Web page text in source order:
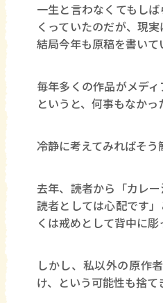
一生と言わなくてもし
くっていたのだが、現
結局今年も原稿を書いて
毎年多くの作品がメデ
というと、何事もなかっ
冷静に考えてみればそう
去年、読者から「カレ
読者としては心配です
くは戒めとして背中に彫
しかし、私以外の原作
け、という可能性も捨て